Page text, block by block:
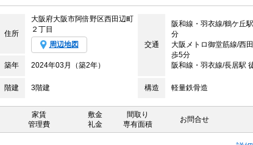
住所
大阪府大阪市阿倍野区西田辺町
２丁目
周辺地図 交通
阪和線・羽衣線/鶴ケ丘
分
大阪メトロ御堂筋線/西
歩5分
阪和線・羽衣線/長居駅
築年 2024年03月（築2年）
階建 3階建 構造 軽量鉄骨造
家賃
管理費
敷金
礼金
間取り
専有面積
お問合せ